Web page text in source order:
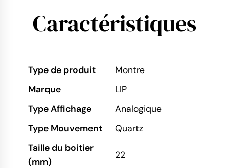
Caractéristiques
Type de produit
Montre
Marque
LIP
Type Affichage
Analogique
Type Mouvement
Quartz
Taille du boitier
(mm)
22